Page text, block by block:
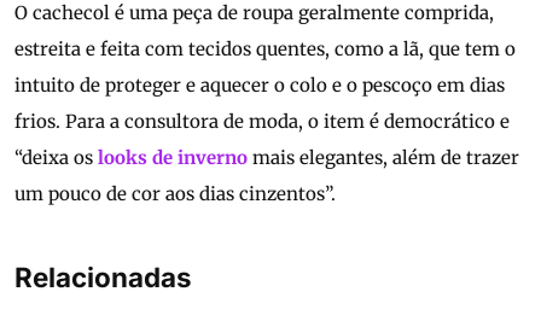
O cachecol é uma peça de roupa geralmente comprida,
estreita e feita com tecidos quentes, como a lã, que tem o
intuito de proteger e aquecer o colo e o pescoço em dias
frios. Para a consultora de moda, o item é democrático e
“deixa os looks de inverno mais elegantes, além de trazer
um pouco de cor aos dias cinzentos”.
Relacionadas